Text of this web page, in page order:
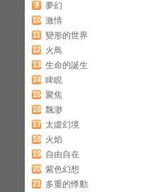
9 夢幻
10 激情
11 變形的世界
12 火鳥
13 生命的誕生
14 睥睨
15 聚焦
16 飄渺
17 太虛幻境
18 火焰
19 自由自在
20 紫色幻想
21 多重的悸動